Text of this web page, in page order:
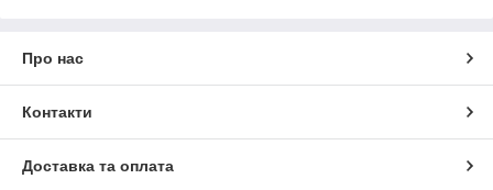
Про нас
Контакти
Доставка та оплата